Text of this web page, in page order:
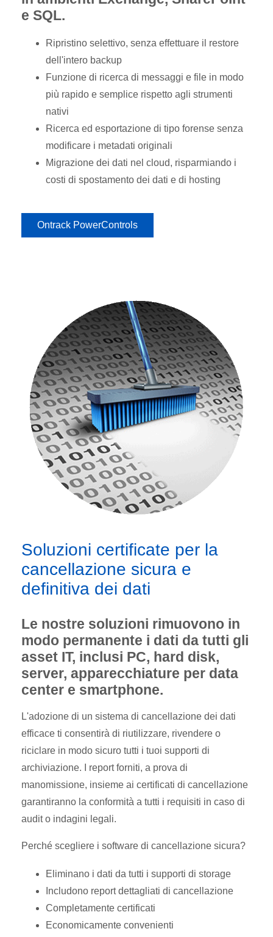
e SQL.
Ripristino selettivo, senza effettuare il restore
dell'intero backup
Funzione di ricerca di messaggi e file in modo
più rapido e semplice rispetto agli strumenti
nativi
Ricerca ed esportazione di tipo forense senza
modificare i metadati originali
Migrazione dei dati nel cloud, risparmiando i
costi di spostamento dei dati e di hosting
Ontrack PowerControls
Soluzioni certificate per la
cancellazione sicura e
definitiva dei dati
Le nostre soluzioni rimuovono in
modo permanente i dati da tutti gli
asset IT, inclusi PC, hard disk,
server, apparecchiature per data
center e smartphone.
L'adozione di un sistema di cancellazione dei dati
efficace ti consentirà di riutilizzare, rivendere o
riciclare in modo sicuro tutti i tuoi supporti di
archiviazione. I report forniti, a prova di
manomissione, insieme ai certificati di cancellazione
garantiranno la conformità a tutti i requisiti in caso di
audit o indagini legali.
Perché scegliere i software di cancellazione sicura?
Eliminano i dati da tutti i supporti di storage
Includono report dettagliati di cancellazione
Completamente certificati
Economicamente convenienti